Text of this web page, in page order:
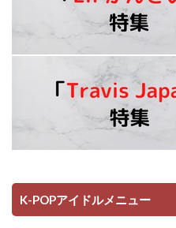
K-POPアイドルメニュー